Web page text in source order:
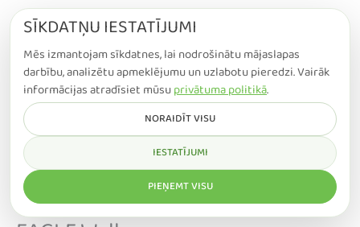
KDY
IBIS Wall
COLIBRI Wall
SĪKDATŅU IESTATĪJUMI
Mēs izmantojam sīkdatnes, lai nodrošinātu mājaslapas
darbību, analizētu apmeklējumu un uzlabotu pieredzi. Vairāk
informācijas atradīsiet mūsuprivātuma politikā.
NORAIDĪT VISU
IESTATĪJUMI
PIEŅEMT VISU